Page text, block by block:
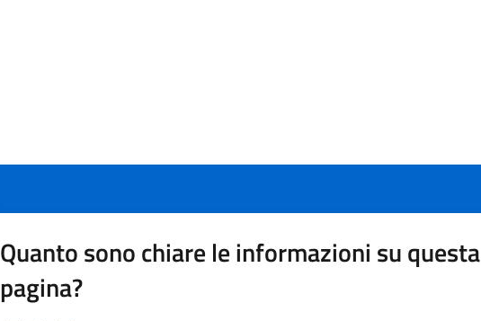
Quanto sono chiare le informazioni su questa
pagina?